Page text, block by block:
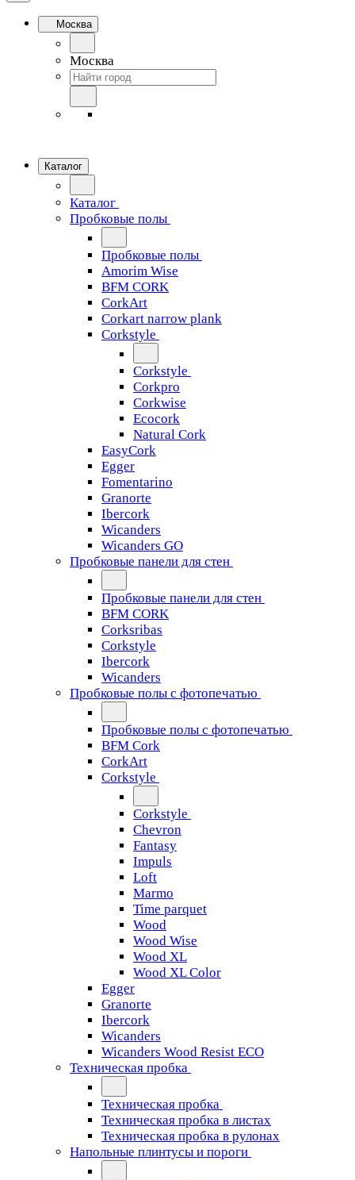
Москва
Москва
Каталог
Каталог
Пробковые полы
Пробковые полы
Amorim Wise
BFM CORK
CorkArt
Corkart narrow plank
Corkstyle
Corkstyle
Corkpro
Corkwise
Ecocork
Natural Cork
EasyCork
Egger
Fomentarino
Granorte
Ibercork
Wicanders
Wicanders GO
Пробковые панели для стен
Пробковые панели для стен
BFM CORK
Corksribas
Corkstyle
Ibercork
Wicanders
Пробковые полы с фотопечатью
Пробковые полы с фотопечатью
BFM Cork
CorkArt
Corkstyle
Corkstyle
Chevron
Fantasy
Impuls
Loft
Marmo
Time parquet
Wood
Wood Wise
Wood XL
Wood XL Color
Egger
Granorte
Ibercork
Wicanders
Wicanders Wood Resist ECO
Техническая пробка
Техническая пробка
Техническая пробка в листах
Техническая пробка в рулонах
Напольные плинтусы и пороги